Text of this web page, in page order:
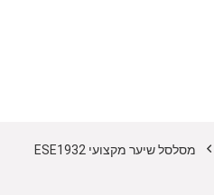
מסלסל שיער מקצועי ESE1932